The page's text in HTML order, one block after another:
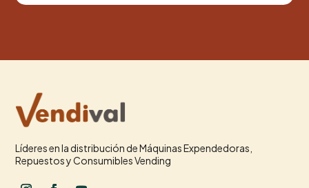
Líderes en la distribución de Máquinas Expendedoras,
Repuestos y Consumibles Vending